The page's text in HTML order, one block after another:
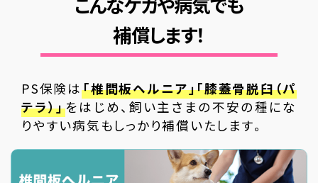
補償します！
PS保険は「椎間板ヘルニア」「膝蓋骨脱臼（パ
テラ）」をはじめ、飼い主さまの不安の種にな
りやすい病気もしっかり補償いたします。